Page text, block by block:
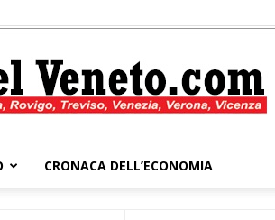
CRONACA DELL’ECONOMIA